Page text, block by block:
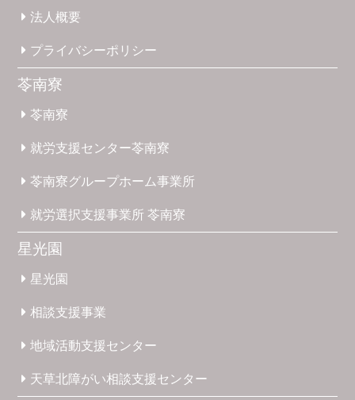
法人概要
プライバシーポリシー
苓南寮
苓南寮
就労支援センター苓南寮
苓南寮グループホーム事業所
就労選択支援事業所苓南寮
星光園
星光園
相談支援事業
地域活動支援センター
天草北障がい相談支援センター